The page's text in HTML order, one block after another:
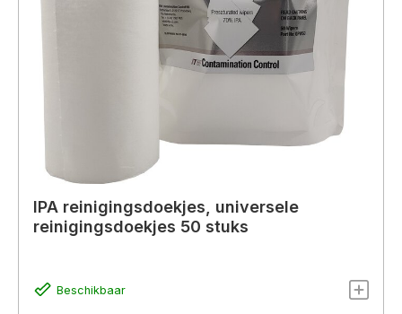
IPA reinigingsdoekjes, universele
reinigingsdoekjes 50 stuks
Beschikbaar